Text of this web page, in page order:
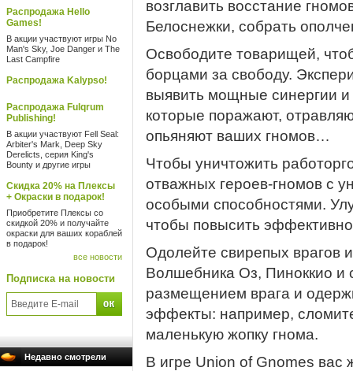
Распродажа Hello
Games!
В акции участвуют игры No
Man's Sky, Joe Danger и The
Last Campfire
Распродажа Kalypso!
Распродажа Fulqrum
Publishing!
В акции участвуют Fell Seal:
Arbiter's Mark, Deep Sky
Derelicts, серия King's
Bounty и другие игры
Скидка 20% на Плексы
+ Окраски в подарок!
Приобретите Плексы со
скидкой 20% и получайте
окраски для ваших кораблей
в подарок!
все новости
Подписка на новости
Недавно смотрели
возглавить восстание
Белоснежки, собрать
Освободите товарищей,
борцами за свободу.
выявить мощные синергии и
которые поражают,
опьяняют ваших гномов…
Чтобы уничтожить
отважных героев-гномов с
особыми способностями.
чтобы повысить
Одолейте свирепых врагов
Волшебника Оз, Пиноккио и
размещением врага и
эффекты: например,
маленькую жопку гнома.
В игре Union of Gnomes вас